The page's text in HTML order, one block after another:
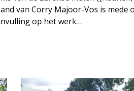
van Corry Majoor-Vos is
op het werk…